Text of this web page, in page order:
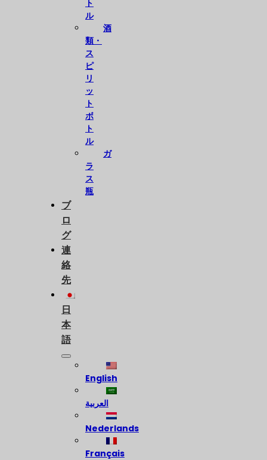
ト
ル
酒
類・
ス
ピ
リ
ッ
ト
ボ
ト
ル
ガ
ラ
ス
瓶
ブ
ロ
グ
連
絡
先
日
本
語
English
العربية
Nederlands
Français